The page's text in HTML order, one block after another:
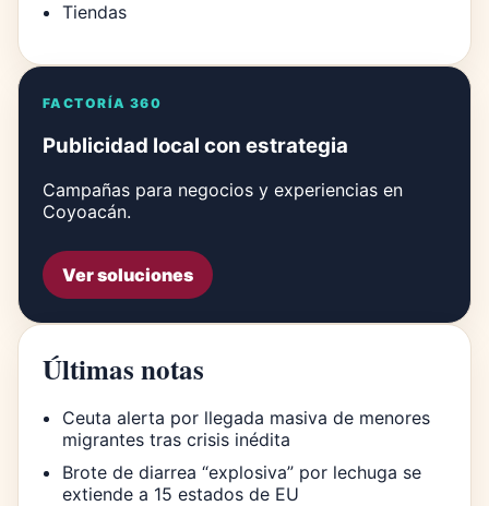
Tiendas
FACTORÍA 360
Publicidad local con estrategia
Campañas para negocios y experiencias en
Coyoacán.
Ver soluciones
Últimas notas
Ceuta alerta por llegada masiva de menores
migrantes tras crisis inédita
Brote de diarrea “explosiva” por lechuga se
extiende a 15 estados de EU